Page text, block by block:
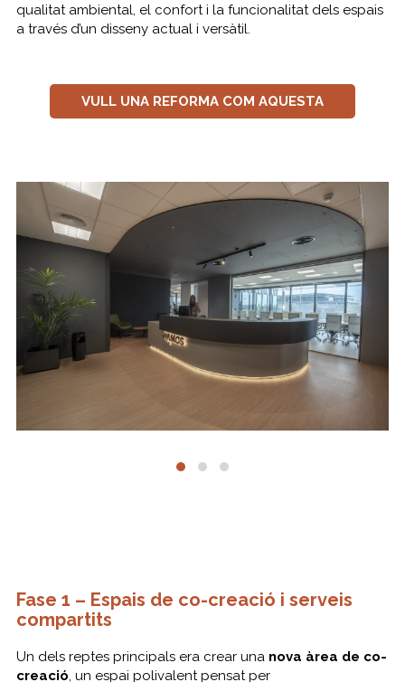
qualitat ambiental, el confort i la funcionalitat dels espais
a través d’un disseny actual i versàtil.
VULL UNA REFORMA COM AQUESTA
Fase 1 – Espais de co-creació i serveis
compartits
Un dels reptes principals era crear una nova àrea de co-
creació, un espai polivalent pensat per